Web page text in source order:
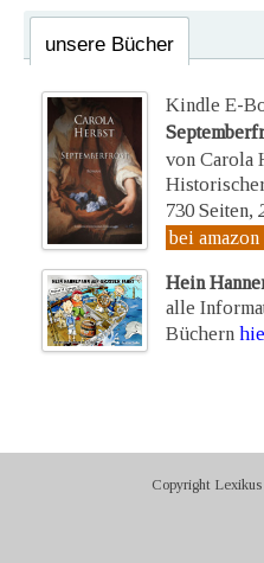
unsere Bücher
Kindle E-
von Carola
730 Seiten,
bei
Hein
alle
Büchern
Copyright Lexikus